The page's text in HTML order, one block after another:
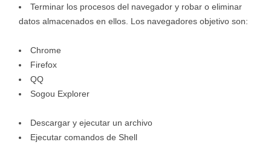
Terminar los procesos del navegador y robar o eliminar
datos almacenados en ellos. Los navegadores objetivo son:
Chrome
Firefox
QQ
Sogou Explorer
Descargar y ejecutar un archivo
Ejecutar comandos de Shell